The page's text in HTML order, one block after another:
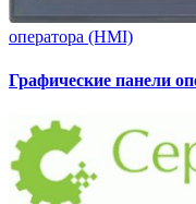
оператора (HMI)
Графические панели